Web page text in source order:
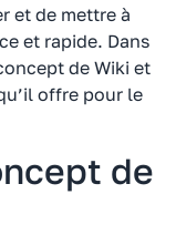
et de mettre à
et rapide. Dans
de Wiki et
offre pour le
de